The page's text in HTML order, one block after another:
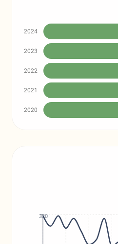
2024
2023
2022
2021
2020
320